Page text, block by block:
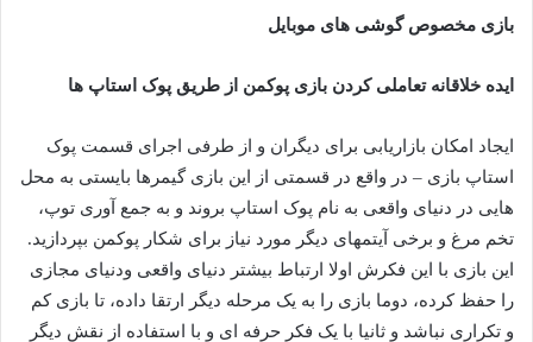
بازی مخصوص گوشی های موبایل
ایده خلاقانه تعاملی کردن بازی پوکمن از طریق پوک استاپ ها
ایجاد امکان بازاریابی برای دیگران و از طرفی اجرای قسمت پوک
استاپ بازی – در واقع در قسمتی از این بازی گیمرها بایستی به محل
هایی در دنیای واقعی به نام پوک استاپ بروند و به جمع آوری توپ،
تخم مرغ و برخی آیتمهای دیگر مورد نیاز برای شکار پوکمن بپردازید.
این بازی با این فکرش اولا ارتباط بیشتر دنیای واقعی ودنیای مجازی
را حفظ کرده، دوما بازی را به یک مرحله دیگر ارتقا داده، تا بازی کم
و تکراری نباشد و ثانیا با یک فکر حرفه ای و با استفاده از نقش دیگر